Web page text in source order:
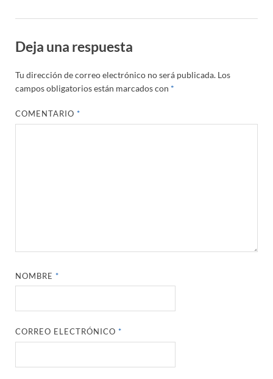
Deja una respuesta
Tu dirección de correo electrónico no será publicada. Los
campos obligatorios están marcados con *
COMENTARIO*
NOMBRE*
CORREO ELECTRÓNICO*